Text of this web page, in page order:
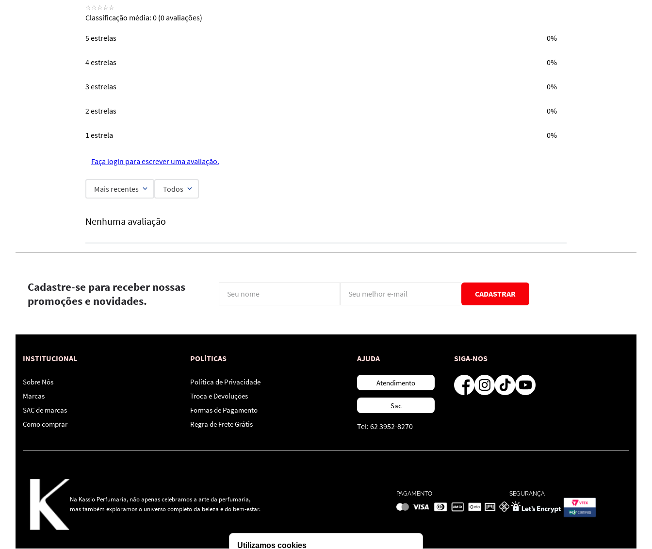
☆☆☆☆☆
Classificação média: 0 (0 avaliações)
5 estrelas 0%
4 estrelas 0%
3 estrelas 0%
2 estrelas 0%
1 estrela 0%
Faça login para escrever uma avaliação.
Mais recentes Todos
Nenhuma avaliação
Cadastre-se para receber nossas
promoções e novidades.
CADASTRAR
INSTITUCIONAL
Sobre Nós
Marcas
SAC de marcas
Como comprar
POLÍTICAS
Política de Privacidade
Troca e Devoluções
Formas de Pagamento
Regra de Frete Grátis
AJUDA
Atendimento
Sac
Tel: 62 3952-8270
SIGA-NOS
Na Kassio Perfumaria, não apenas celebramos a arte da perfumaria,
mas também exploramos o universo completo da beleza e do bem-estar.
PAGAMENTO SEGURANÇA
Utilizamos cookies